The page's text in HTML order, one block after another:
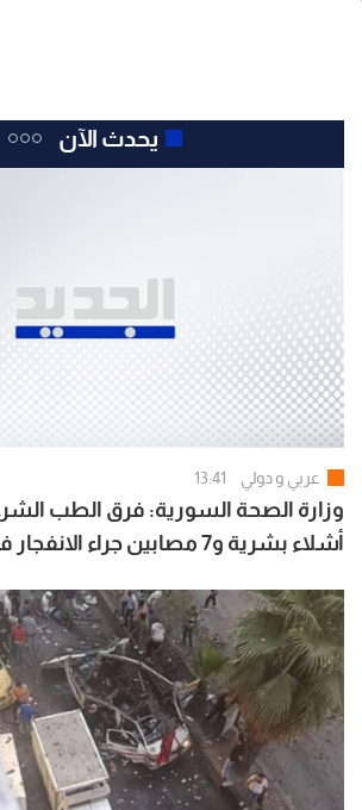
يحدث الآن
عربي و دولي 13:41
وزارة الصحة السورية: فرق الطب
أشلاء بشرية و7 مصابين جراء